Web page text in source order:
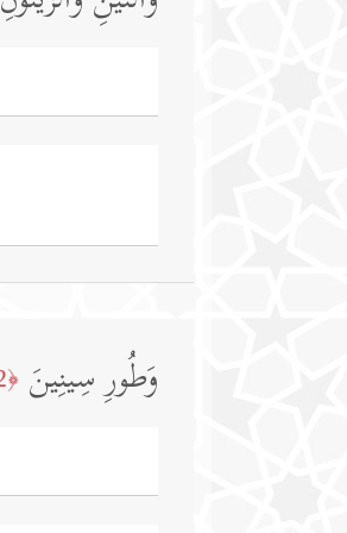
وَطُورِ سِینِینَ ﴿2﴾